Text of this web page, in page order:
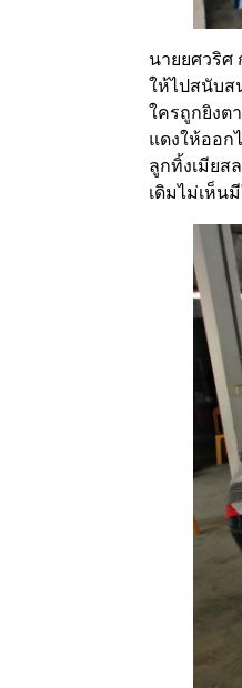
นายยศวริศ
ให้ไปสนับส
ใครถูกยิงต
แดงให้ออก
ลูกทิ้งเมียส
เดิมไม่เห็น